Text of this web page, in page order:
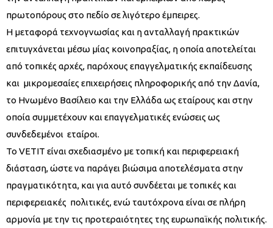
πρωτοπόρους στο πεδίο σε λιγότερο έμπειρες.
Η μεταφορά τεχνογνωσίας και η ανταλλαγή πρακτικών
επιτυγχάνεται μέσω μίας κοινοπραξίας, η οποία αποτελείται
από τοπικές αρχές, παρόχους επαγγελματικής εκπαίδευσης
και μικρομεσαίες επιχειρήσεις πληροφορικής από την Δανία,
το Ηνωμένο Βασίλειο και την Ελλάδα ως εταίρους και στην
οποία συμμετέχουν και επαγγελματικές ενώσεις ως
συνδεδεμένοι εταίροι.
Το VETIT είναι σχεδιασμένο με τοπική και περιφερειακή
διάσταση, ώστε να παράγει βιώσιμα αποτελέσματα στην
πραγματικότητα, και για αυτό συνδέεται με τοπικές και
περιφερειακές πολιτικές, ενώ ταυτόχρονα είναι σε πλήρη
αρμονία με την τις προτεραιότητες της ευρωπαϊκής πολιτικής.